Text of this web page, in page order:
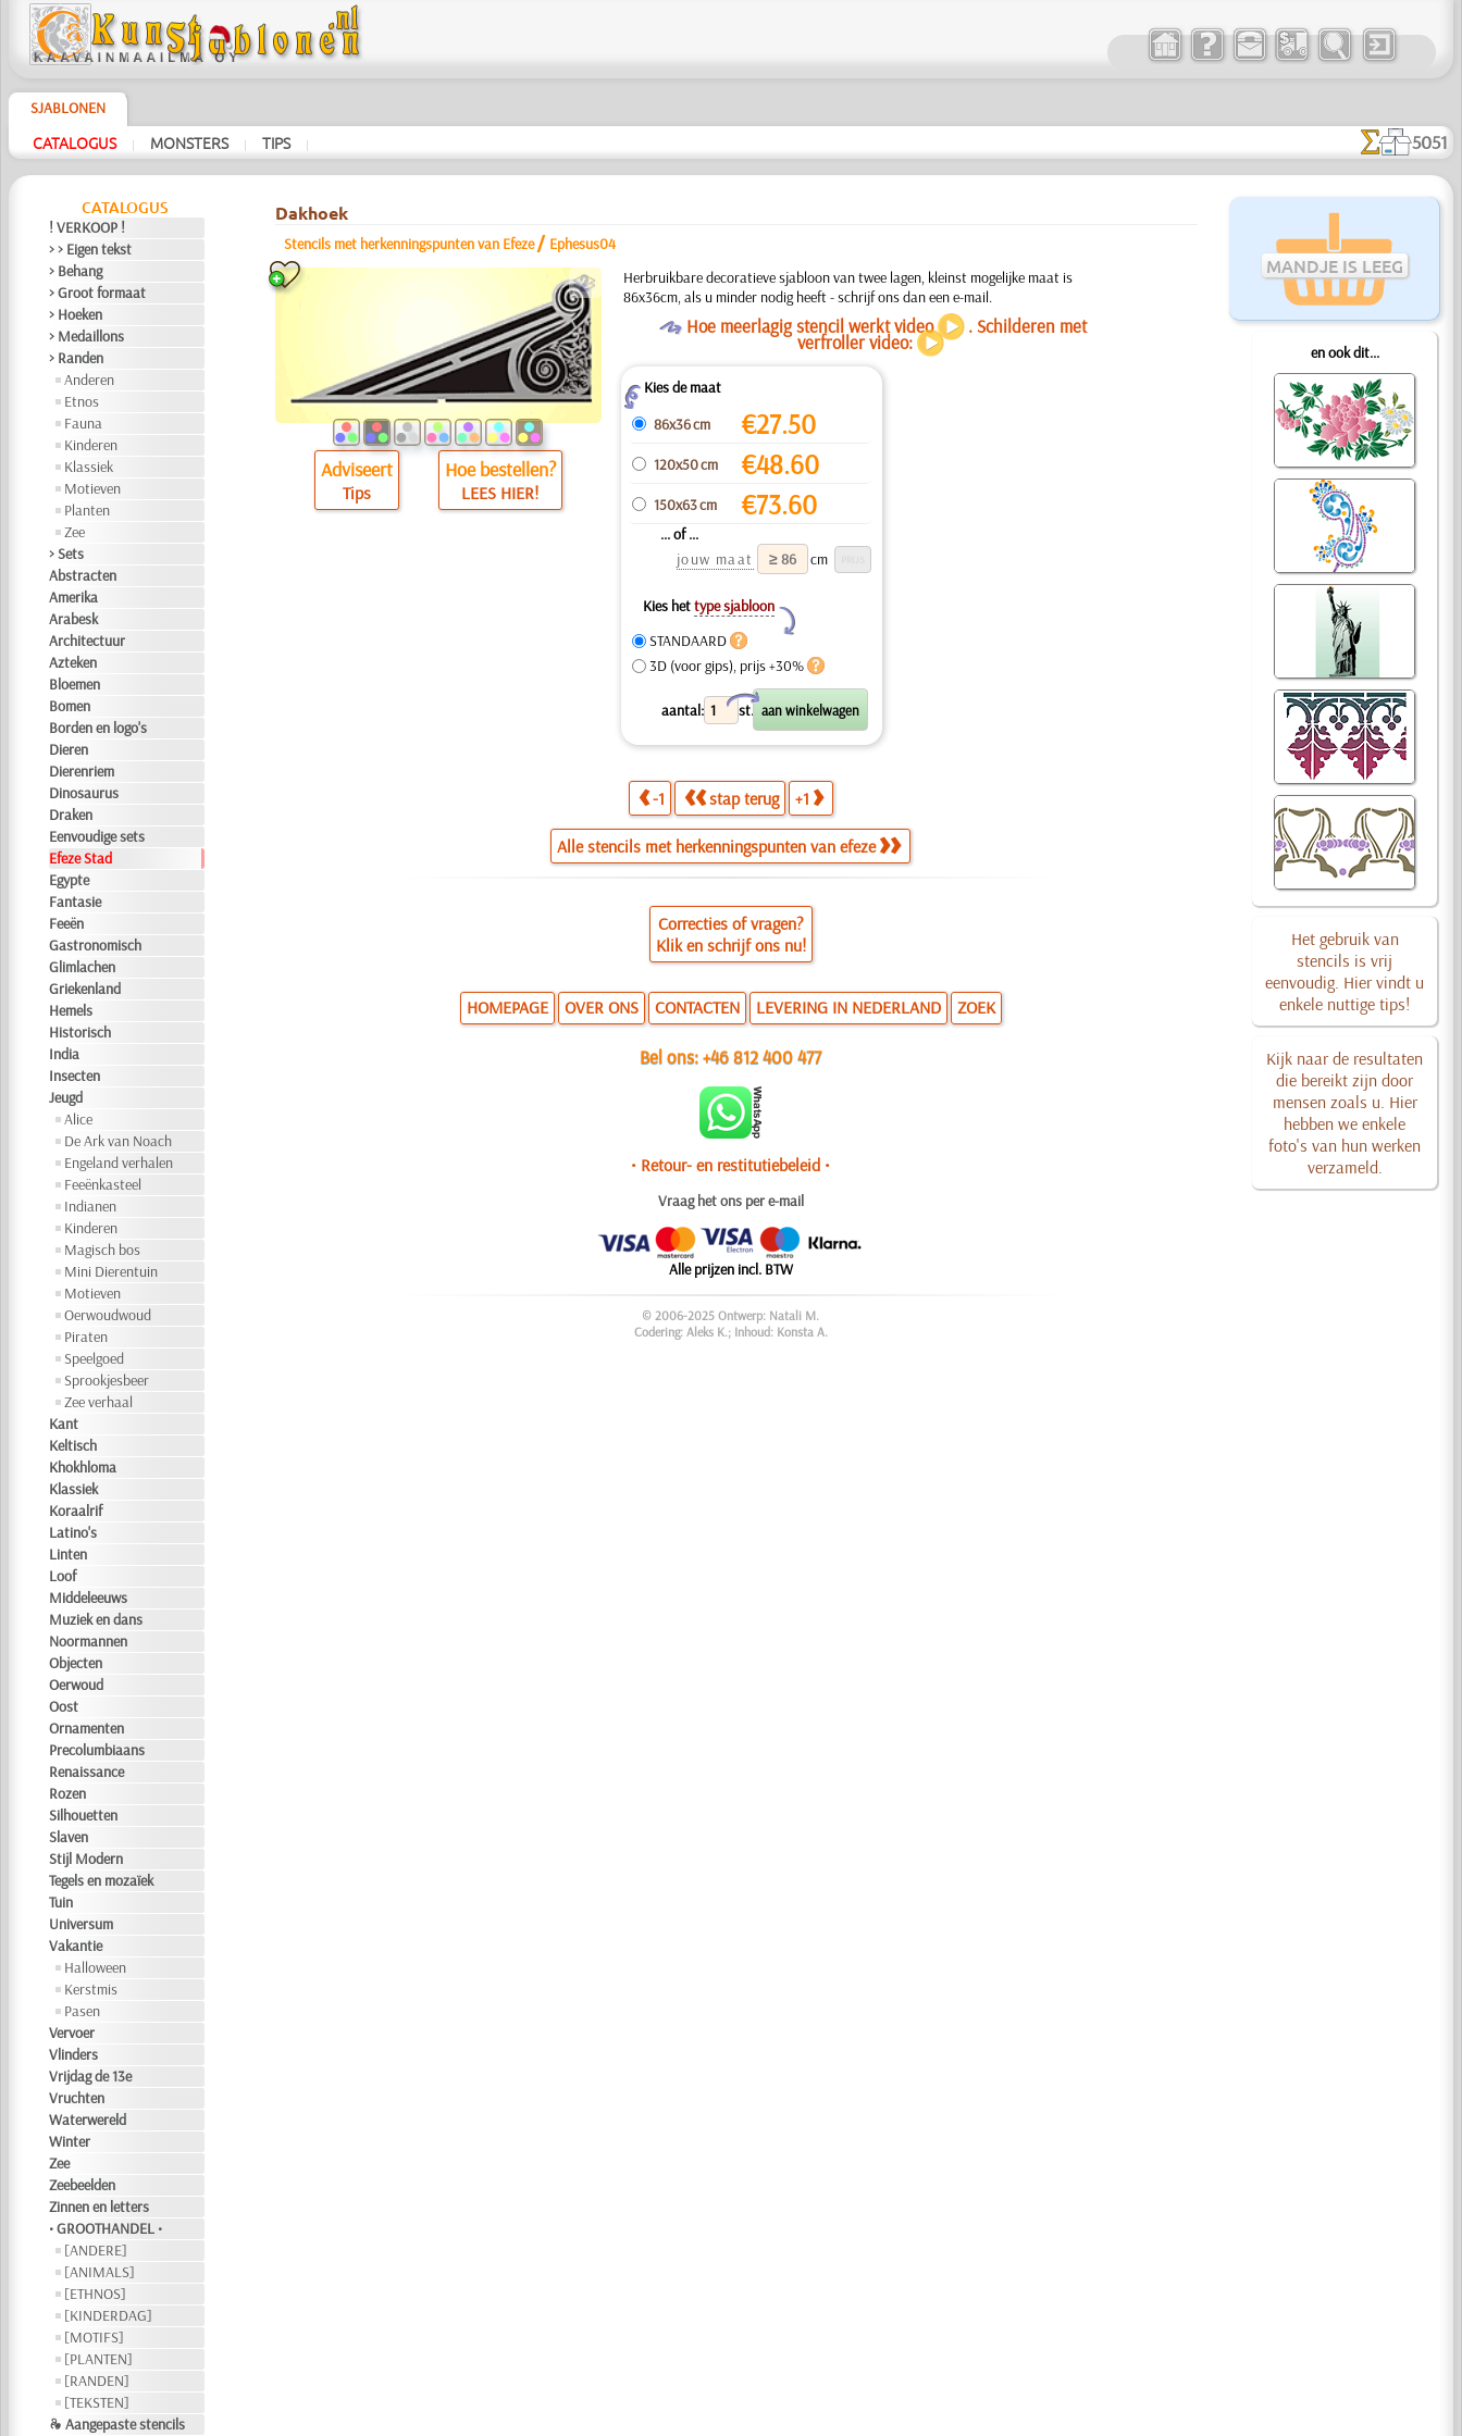
SJABLONEN
CATALOGUS | MONSTERS | TIPS | 5051
CATALOGUS
! VERKOOP !
> > Eigen tekst
> Behang
> Groot formaat
> Hoeken
> Medaillons
> Randen
Anderen
Etnos
Fauna
Kinderen
Klassiek
Motieven
Planten
Zee
> Sets
Abstracten
Amerika
Arabesk
Architectuur
Azteken
Bloemen
Bomen
Borden en logo's
Dieren
Dierenriem
Dinosaurus
Draken
Eenvoudige sets
Efeze Stad
Egypte
Fantasie
Feeën
Gastronomisch
Glimlachen
Griekenland
Hemels
Historisch
India
Insecten
Jeugd
Alice
De Ark van Noach
Engeland verhalen
Feeënkasteel
Indianen
Kinderen
Magisch bos
Mini Dierentuin
Motieven
Oerwoudwoud
Piraten
Speelgoed
Sprookjesbeer
Zee verhaal
Kant
Keltisch
Khokhloma
Klassiek
Koraalrif
Latino's
Linten
Loof
Middeleeuws
Muziek en dans
Noormannen
Objecten
Oerwoud
Oost
Ornamenten
Precolumbiaans
Renaissance
Rozen
Silhouetten
Slaven
Stijl Modern
Tegels en mozaïek
Tuin
Universum
Vakantie
Halloween
Kerstmis
Pasen
Vervoer
Vlinders
Vrijdag de 13e
Vruchten
Waterwereld
Winter
Zee
Zeebeelden
Zinnen en letters
• GROOTHANDEL •
[ANDERE]
[ANIMALS]
[ETHNOS]
[KINDERDAG]
[MOTIFS]
[PLANTEN]
[RANDEN]
[TEKSTEN]
❧ Aangepaste stencils
MANDJE IS LEEG
en ook dit...
Het gebruik van
stencils is vrij
eenvoudig. Hier vindt u
enkele nuttige tips!
Kijk naar de resultaten
die bereikt zijn door
mensen zoals u. Hier
hebben we enkele
foto's van hun werken
verzameld.
Dakhoek
Stencils met herkenningspunten van Efeze / Ephesus04
b
Adviseert
Tips
Hoe bestellen?
LEES HIER!
Herbruikbare decoratieve sjabloon van twee lagen, kleinst mogelijke maat is
86x36cm, als u minder nodig heeft - schrijf ons dan een e-mail.
O Hoe meerlagig stencil werkt video . Schilderen met
verfroller video:
ZKies de maat
86x36 cm
€27.50
120x50 cm €48.60
150x63 cm €73.60
... of ...
jouw maat
cm
Kies hettype sjabloon
Y
STANDAARD
3D (voor gips), prijs +30%
aantal: st.
X
-1 stap terug +1
Alle stencils met herkenningspunten van efeze
Correcties of vragen?
Klik en schrijf ons nu!
HOMEPAGE OVER ONS CONTACTEN LEVERING IN NEDERLAND ZOEK
Bel ons:+46 812 400 477
• Retour- en restitutiebeleid •
Vraag het ons per e-mail
Alle prijzen incl. BTW
© 2006-2025 Ontwerp: Natali M.
Codering: Aleks K.; Inhoud: Konsta A.